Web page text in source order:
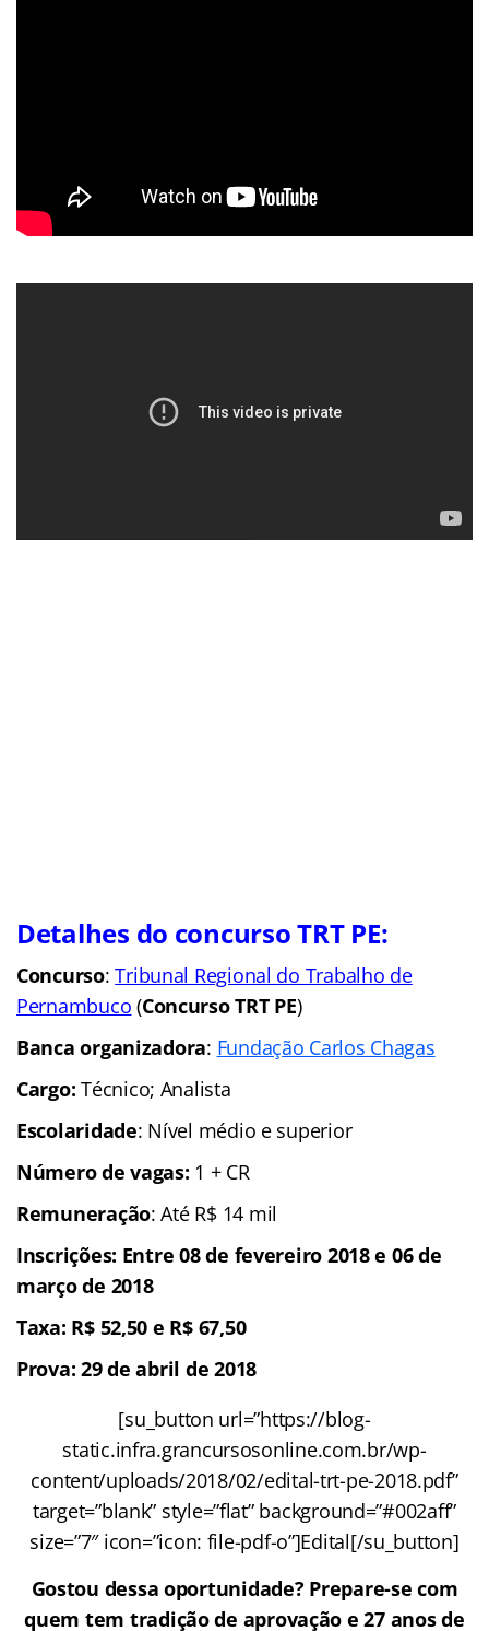
Detalhes do concurso TRT PE:
Concurso:Tribunal Regional do Trabalho de
Pernambuco (Concurso TRT PE)
Banca organizadora: Fundação Carlos Chagas
Cargo: Técnico; Analista
Escolaridade: Nível médio e superior
Número de vagas: 1 + CR
Remuneração: Até R$ 14 mil
Inscrições: Entre 08 de fevereiro 2018 e 06 de
março de 2018
Taxa: R$ 52,50 e R$ 67,50
Prova: 29 de abril de 2018
[su_button url=”https://blog-
static.infra.grancursosonline.com.br/wp-
content/uploads/2018/02/edital-trt-pe-2018.pdf”
target=”blank” style=”flat” background=”#002aff”
size=”7″ icon=”icon: file-pdf-o”]Edital[/su_button]
Gostou dessa oportunidade? Prepare-se com
quem tem tradição de aprovação e 27 anos de